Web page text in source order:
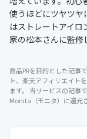
使うほどにツヤツヤ
はストレートアイ
家の松本さんに監修
商品PRを目的とした記
ト、楽天アフィリエイト
ます。 当サービスの記事
Monita（モニタ）に還元